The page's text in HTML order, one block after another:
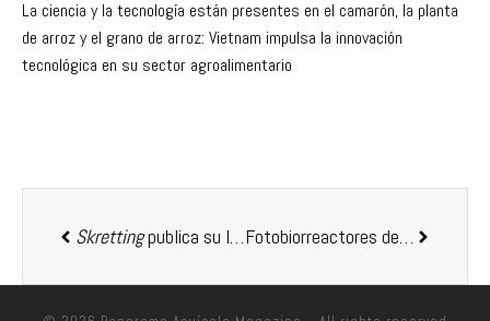
La ciencia y la tecnología están presentes en el camarón, la planta
de arroz y el grano de arroz: Vietnam impulsa la innovación
tecnológica en su sector agroalimentario
Skrettingpublica su Informe de Impacto 2025, destacando avances en abastecimiento responsable, acción climática e innovación Fotobiorreactores de Nueva Generación para la Producción Biosegura de Fitoplancton en Acuacultura